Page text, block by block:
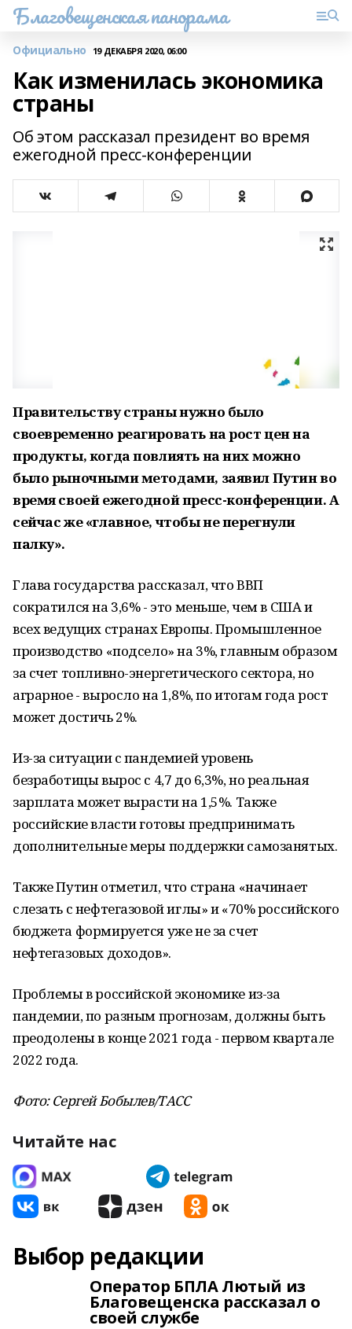
Благовещенская панорама
Официально 19 ДЕКАБРЯ 2020, 06:00
Как изменилась экономика
страны
Об этом рассказал президент во время
ежегодной пресс-конференции
Правительству страны нужно было
своевременно реагировать на рост цен на
продукты, когда повлиять на них можно
было рыночными методами, заявил Путин во
время своей ежегодной пресс-конференции. А
сейчас же «главное, чтобы не перегнули
палку».
Глава государства рассказал, что ВВП
сократился на 3,6% - это меньше, чем в США и
всех ведущих странах Европы. Промышленное
производство «подсело» на 3%, главным образом
за счет топливно-энергетического сектора, но
аграрное - выросло на 1,8%, по итогам года рост
может достичь 2%.
Из-за ситуации с пандемией уровень
безработицы вырос с 4,7 до 6,3%, но реальная
зарплата может вырасти на 1,5%. Также
российские власти готовы предпринимать
дополнительные меры поддержки самозанятых.
Также Путин отметил, что страна «начинает
слезать с нефтегазовой иглы» и «70% российского
бюджета формируется уже не за счет
нефтегазовых доходов».
Проблемы в российской экономике из-за
пандемии, по разным прогнозам, должны быть
преодолены в конце 2021 года - первом квартале
2022 года.
Фото: Сергей Бобылев/ТАСС
Читайте нас
Выбор редакции
Оператор БПЛА Лютый из
Благовещенска рассказал о
своей службе